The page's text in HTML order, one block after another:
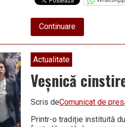
Continuareabout
Remote
Jobs.
a
lucra
de
oriunde
Actualitate
Veșnică
Scris deComunicat de
Printr-o tradiție instituită